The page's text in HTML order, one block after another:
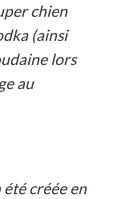
chien
(ainsi
lors
au
créée en